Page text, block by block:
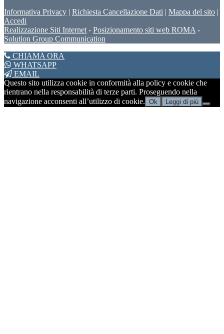
Informativa Privacy | Richiesta Cancellazione Dati | Mappa del sito |
Accedi
Realizzazione Siti Internet - Posizionamento siti web ROMA -
Solution Group Communication
CHIAMA ORA
WHATSAPP
EMAIL
Questo sito utilizza cookie in conformità alla policy e cookie che
rientrano nella responsabilità di terze parti. Proseguendo nella
navigazione acconsenti all’utilizzo di cookie. Ok Leggi di più